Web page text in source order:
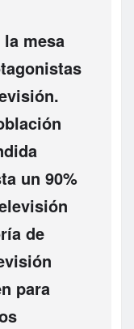
mesa
.
un 90%
de
para